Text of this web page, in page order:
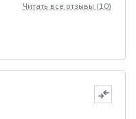
Читать все отзывы (10)